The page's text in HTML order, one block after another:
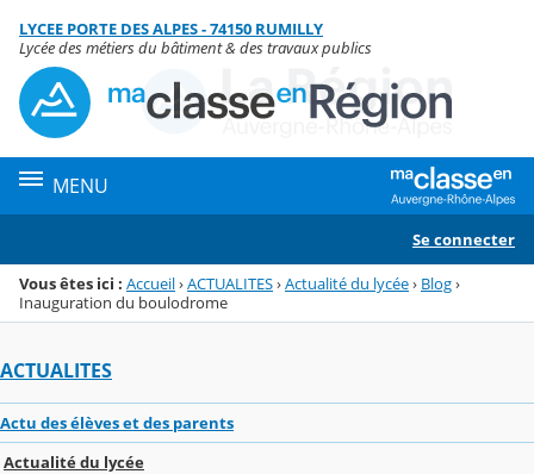
Menu de la rubrique
Contenu
LYCEE PORTE DES ALPES - 74150 RUMILLY
Lycée des métiers du bâtiment & des travaux publics
MENU
Se connecter
Vous êtes ici : Accueil›ACTUALITES›Actualité du lycée› Blog›
Inauguration du boulodrome
ACTUALITES
Actu des élèves et des parents
Actualité du lycée